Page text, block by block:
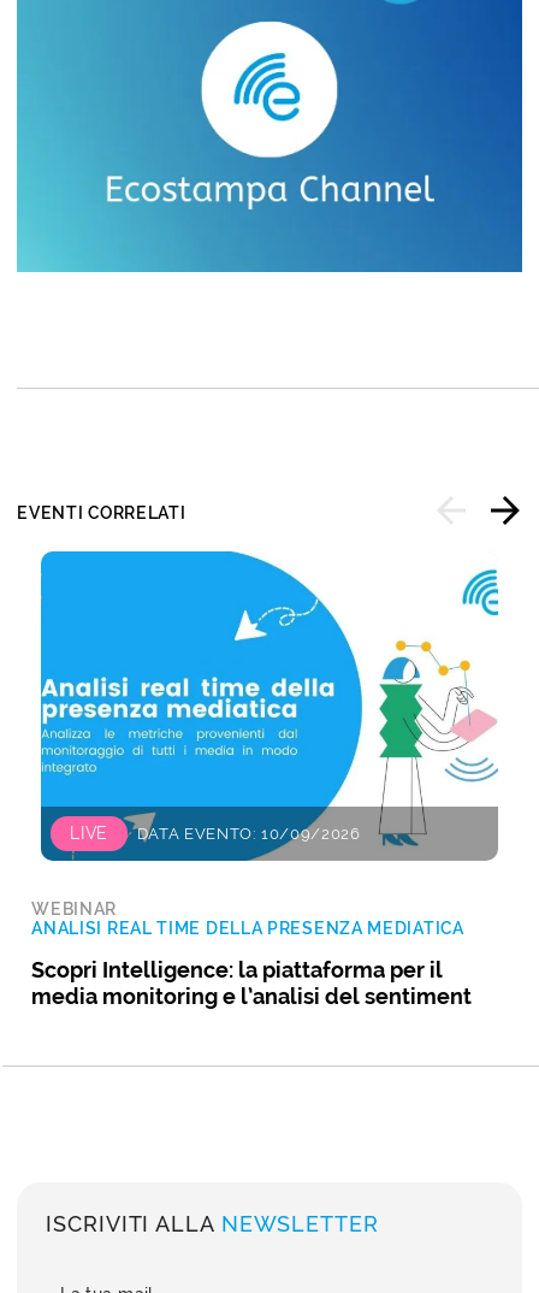
EVENTI CORRELATI
LIVE DATA EVENTO: 10/09/2026
WEBINAR
ANALISI REAL TIME DELLA PRESENZA MEDIATICA
Scopri Intelligence: la piattaforma per il
media monitoring e l’analisi del sentiment
ISCRIVITI ALLA NEWSLETTER